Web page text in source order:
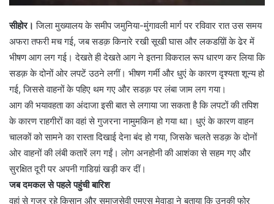
सीहोर। जिला मुख्यालय के समीप जमुनिया-मुंगावली मार्ग पर रविवार रात उस समय
अफरा तफरी मच गई, जब सडक़ किनारे रखी सूखी घास और लकडय़िों के ढेर में
भीषण आग लग गई। देखते ही देखते आग ने इतना विकराल रूप धारण कर लिया कि
सडक़ के दोनों ओर लपटें उठने लगीं। भीषण गर्मी और धुएं के कारण दृश्यता शून्य हो
गई, जिससे वाहनों के पहिए थम गए और सडक़ पर लंबा जाम लग गया।
आग की भयावहता का अंदाजा इसी बात से लगाया जा सकता है कि लपटों की तपिश
के कारण राहगीरों का वहां से गुजरना नामुमकिन हो गया था। धुएं के कारण वाहन
चालकों को सामने का रास्ता दिखाई देना बंद हो गया, जिसके चलते सडक़ के दोनों
ओर वाहनों की लंबी कतारें लग गईं। लोग अनहोनी की आशंका से सहम गए और
सुरक्षित दूरी पर अपनी गाडिय़ां खड़ी कर दीं।
जब दमकल से पहले पहुंची बारिश
वहां से गुजर रहे किसान और समाजसेवी एमएस मेवाड़ा ने बताया कि उनकी फोर